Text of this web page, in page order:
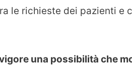
le richieste dei pazienti e
una possibilità che